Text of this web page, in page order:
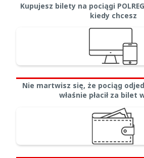
Kupujesz bilety na pociągi
kiedy chcesz
Nie martwisz się, że pociąg
właśnie płacił za bilet